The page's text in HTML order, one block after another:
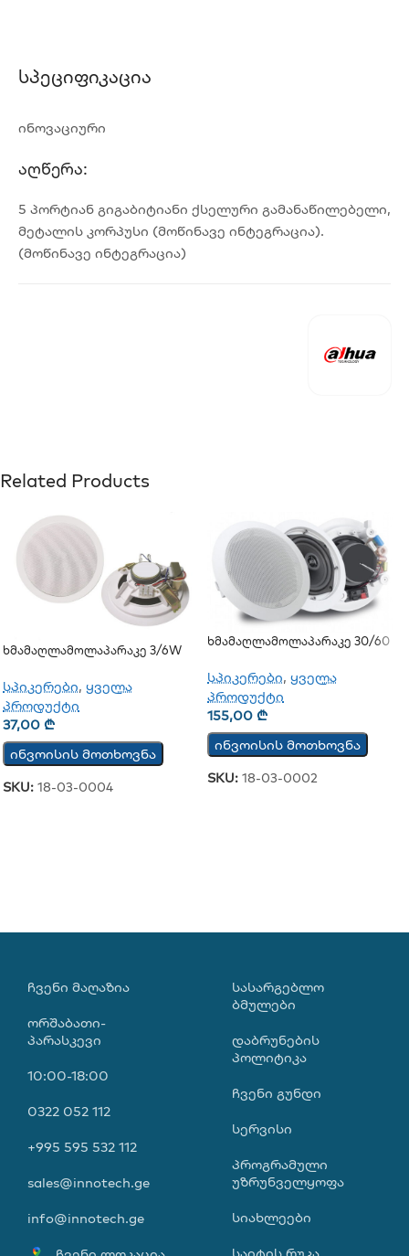
Სპეციფიკაცია
ინოვაციური
Აღწერა:
5 პორტიან გიგაბიტიანი ქსელური გამანაწილებელი,
მეტალის კორპუსი (მოწინავე ინტეგრაცია).
(მოწინავე ინტეგრაცია)
Related Products
Ხმამაღლამოლაპარაკე 3/6W
სპიკერები, ყველა
პროდუქტი
37,00 ₾
ინვოისის მოთხოვნა
SKU: 18-03-0004
Ხმამაღლამოლაპარაკე 30/60
სპიკერები, ყველა
პროდუქტი
155,00 ₾
ინვოისის მოთხოვნა
SKU: 18-03-0002
ᲩᲕᲔᲜᲘ ᲛᲐᲦᲐᲖᲘᲐ
ორშაბათი-
პარასკევი
10:00-18:00
0322 052 112
+995 595 532 112
sales@innotech.ge
info@innotech.ge
ᲡᲐᲡᲐᲠᲒᲔᲑᲚᲝ
ᲑᲛᲣᲚᲔᲑᲘ
დაბრუნების
პოლიტიკა
ჩვენი გუნდი
სერვისი
პროგრამული
უზრუნველყოფა
სიახლეები
საიტის რუკა